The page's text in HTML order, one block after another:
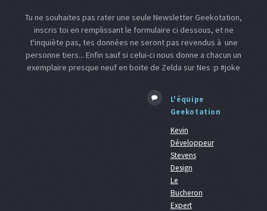
Tu ne souhaites pas rater une seule Newsletter Geekotation,
inscris toi en remplissant le formulaire ci dessous, et ne
t'inquiète pas, tes données ne seront pas revendus à une
personne tiers... Enfin sauf si celui-ci nous donne a chacun un
exemplaire presque neuf en boite de Zelda sur Nes :p #joke
L'équipe
Geekotation
Kevin
Développeur
Stevens
Design
Le
Bucheron
Expert